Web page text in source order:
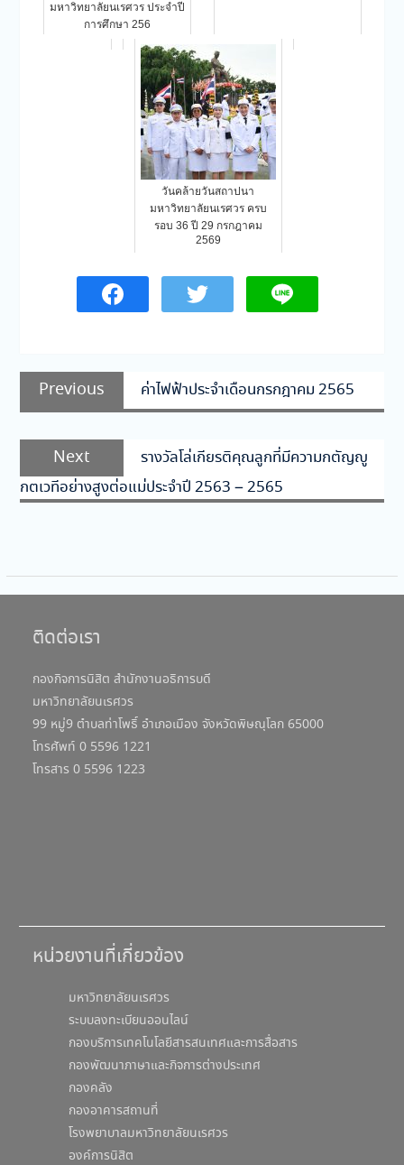
มหาวิทยาลัยนเรศวร ประจำปี
การศึกษา 256
วันคล้ายวันสถาปนา
มหาวิทยาลัยนเรศวร ครบ
รอบ 36 ปี 29 กรกฎาคม
2569
แนะแนว
เรื่อง
Previous
Previous
post:
ค่าไฟฟ้าประจำเดือนกรกฎาคม 2565
Next
Next
post:
รางวัลโล่เกียรติคุณลูกที่มีความกตัญญู
กตเวทีอย่างสูงต่อแม่ประจำปี 2563 – 2565
ติดต่อเรา
กองกิจการนิสิต สำนักงานอธิการบดี
มหาวิทยาลัยนเรศวร
99 หมู่9 ตำบลท่าโพธิ์ อำเภอเมือง จังหวัดพิษณุโลก 65000
โทรศัพท์ 0 5596 1221
โทรสาร 0 5596 1223
หน่วยงานที่เกี่ยวข้อง
มหาวิทยาลัยนเรศวร
ระบบลงทะเบียนออนไลน์
กองบริการเทคโนโลยีสารสนเทศและการสื่อสาร
กองพัฒนาภาษาและกิจการต่างประเทศ
กองคลัง
กองอาคารสถานที่
โรงพยาบาลมหาวิทยาลัยนเรศวร
องค์การนิสิต